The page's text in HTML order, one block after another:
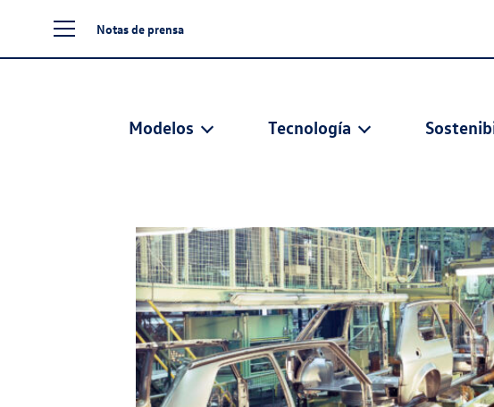
Notas de prensa
Modelos Tecnología